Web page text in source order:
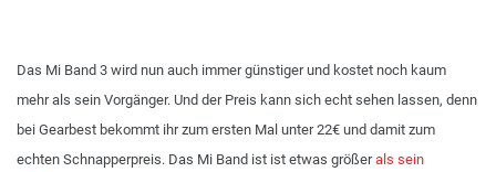
Das Mi Band 3 wird nun auch immer günstiger und kostet noch kaum
mehr als sein Vorgänger. Und der Preis kann sich echt sehen lassen, denn
bei Gearbest bekommt ihr zum ersten Mal unter 22€ und damit zum
echten Schnapperpreis. Das Mi Band ist ist etwas größerals sein